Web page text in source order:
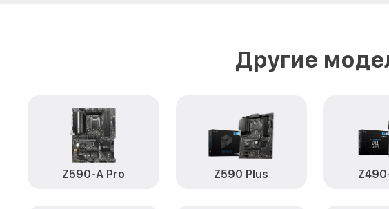
Другие
Z590-A Pro Z590 Plus